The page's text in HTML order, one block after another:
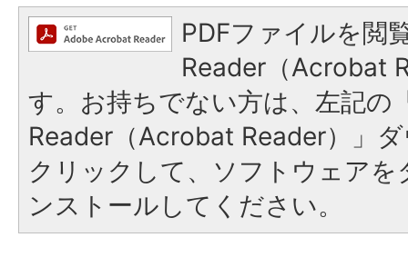
PDFファイルを閲
Reader（Acrobat
す。お持ちでない方は、左記の
Reader（Acrobat Reader）」
クリックして、ソフトウェア
ンストールしてください。